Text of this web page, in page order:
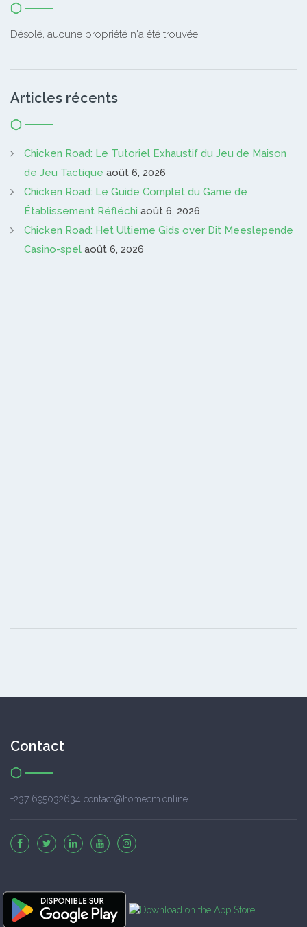
Désolé, aucune propriété n'a été trouvée.
Articles récents
Chicken Road: Le Tutoriel Exhaustif du Jeu de Maison
de Jeu Tactique août 6, 2026
Chicken Road: Le Guide Complet du Game de
Établissement Réfléchi août 6, 2026
Chicken Road: Het Ultieme Gids over Dit Meeslepende
Casino-spel août 6, 2026
Contact
+237 695032634 contact@homecm.online